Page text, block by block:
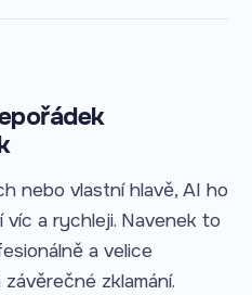
nebo vlastní hlavě, AI ho
a rychleji. Navenek to
a velice
zklamání.